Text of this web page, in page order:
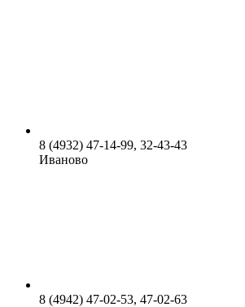
8 (4932) 47-14-99, 32-43-43
Иваново
8 (4942) 47-02-53, 47-02-63